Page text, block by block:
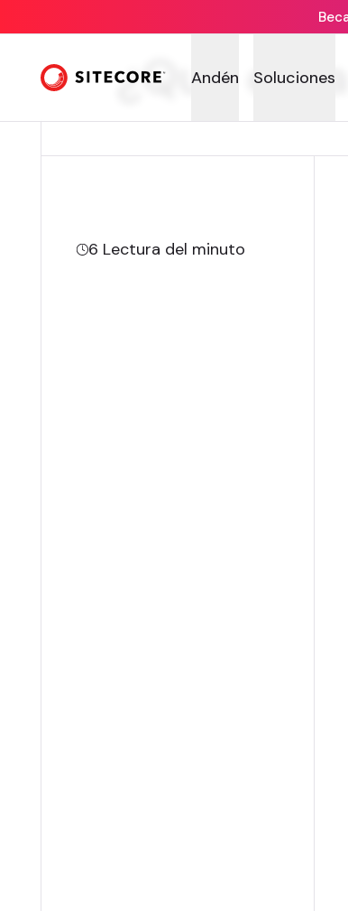
Andén Soluciones
¿Qué es
6 Lectura del minuto